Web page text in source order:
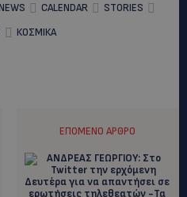
CALENDAR
STORIES
ΚΟΣΜΙΚΑ
ΕΠΌΜΕΝΟ ΆΡΘΡΟ